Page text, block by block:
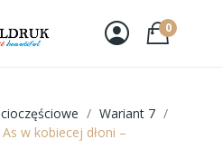
0
Wariant 7
w kobiecej dłoni –